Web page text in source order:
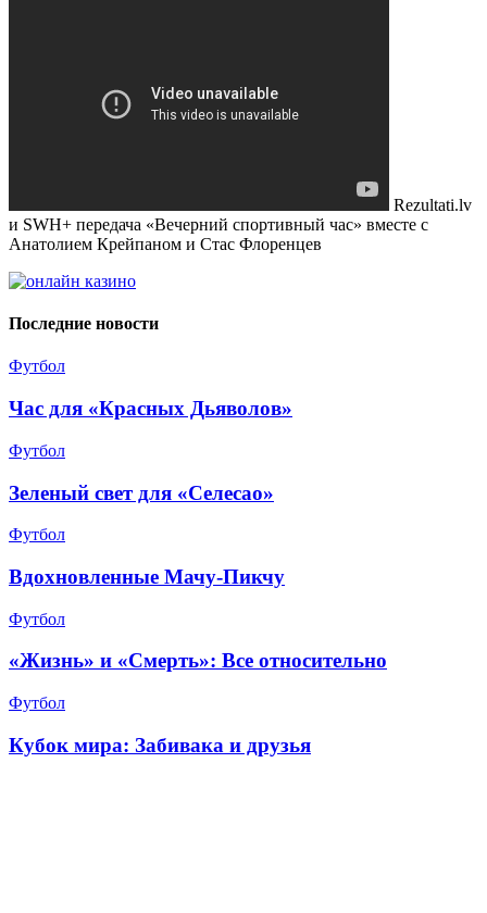
Rezultati.lv
и SWH+ передача «Вечерний спортивный час» вместе с
Анатолием Крейпаном и Стас Флоренцев
Последние новости
Футбол
Час для «Красных Дьяволов»
Футбол
Зеленый свет для «Селесао»
Футбол
Вдохновленные Мачу-Пикчу
Футбол
«Жизнь» и «Смерть»: Все относительно
Футбол
Кубок мира: Забивака и друзья